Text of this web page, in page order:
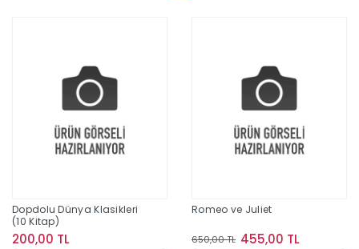
Dopdolu Dünya Klasikleri
(10 Kitap)
200,00 TL
Romeo ve Juliet
650,00 TL 455,00 TL